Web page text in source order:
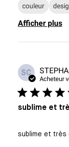
couleur
Afficher plus
SC
Acheteur
sublime et
sublime et très